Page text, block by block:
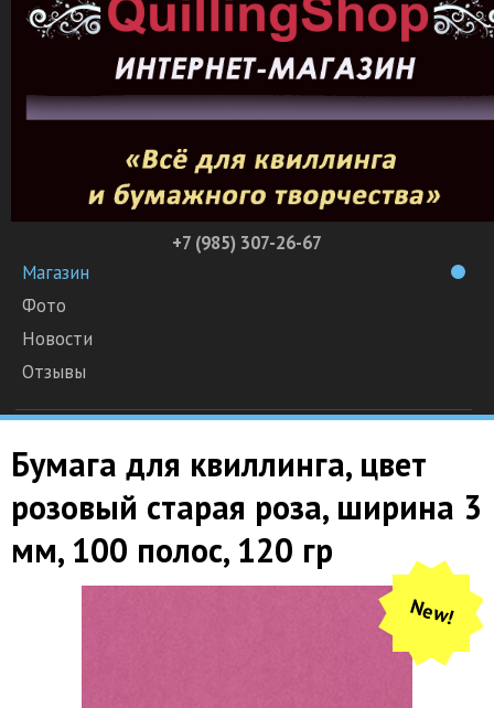
+7 (985) 307-26-67
Магазин
Фото
Новости
Отзывы
Бумага для квиллинга, цвет
розовый старая роза, ширина 3
мм, 100 полос, 120 гр
New!